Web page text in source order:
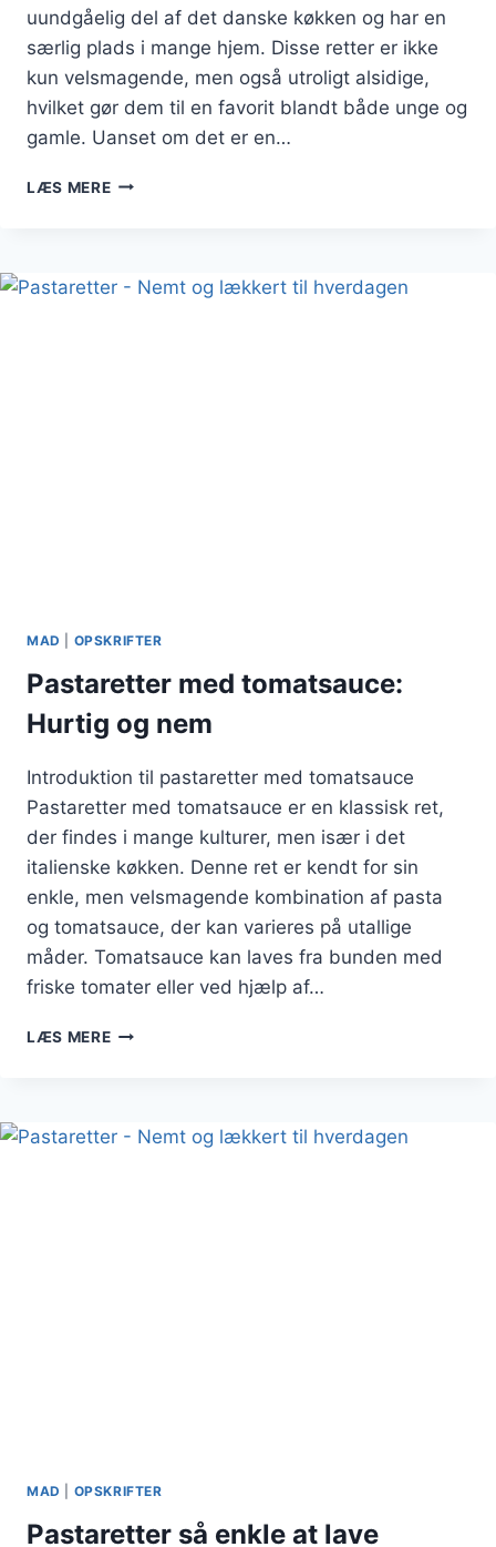
uundgåelig del af det danske køkken og har en
særlig plads i mange hjem. Disse retter er ikke
kun velsmagende, men også utroligt alsidige,
hvilket gør dem til en favorit blandt både unge og
gamle. Uanset om det er en…
LÆS MEREPASTARETTER
KLASSIKER
MAD OPSKRIFTER
Pastaretter med tomatsauce:
Hurtig og nem
Introduktion til pastaretter med tomatsauce
Pastaretter med tomatsauce er en klassisk ret,
der findes i mange kulturer, men især i det
italienske køkken. Denne ret er kendt for sin
enkle, men velsmagende kombination af pasta
og tomatsauce, der kan varieres på utallige
måder. Tomatsauce kan laves fra bunden med
friske tomater eller ved hjælp af…
LÆS MEREPASTARETTER
NEM
MAD OPSKRIFTER
Pastaretter så enkle at lave